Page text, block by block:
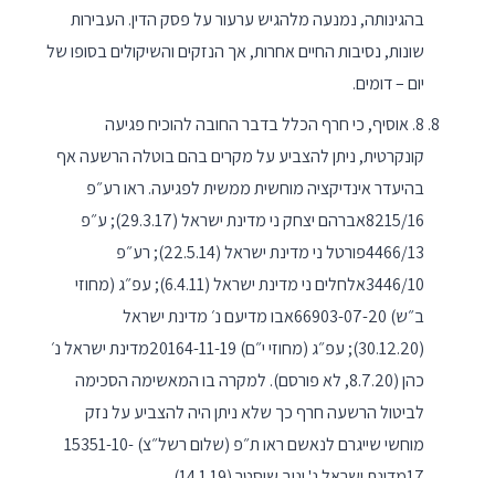
בהגינותה, נמנעה מלהגיש ערעור על פסק הדין. העבירות
שונות, נסיבות החיים אחרות, אך הנזקים והשיקולים בסופו של
יום – דומים.
8. אוסיף, כי חרף הכלל בדבר החובה להוכיח פגיעה
קונקרטית, ניתן להצביע על מקרים בהם בוטלה הרשעה אף
בהיעדר אינדיקציה מוחשית ממשית לפגיעה. ראו רע״פ
8215/16אברהם יצחק ני מדינת ישראל (29.3.17); ע״פ
4466/13פורטל ני מדינת ישראל (22.5.14); רע״פ
3446/10אלחלים ני מדינת ישראל (6.4.11); עפ״ג (מחוזי
ב״ש) 66903-07-20אבו מדיעם נ׳ מדינת ישראל
(30.12.20); עפ״ג (מחוזי י״ם) 20164-11-19מדינת ישראל נ׳
כהן (8.7.20, לא פורסם). למקרה בו המאשימה הסכימה
לביטול הרשעה חרף כך שלא ניתן היה להצביע על נזק
מוחשי שייגרם לנאשם ראו ת״פ (שלום רשל״צ) 15351-10-